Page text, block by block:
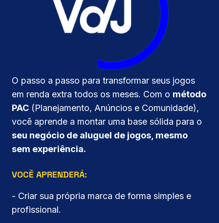
O passo a passo para transformar seus jogos
em renda extra todos os meses. Com o método
PAC (Planejamento, Anúncios e Comunidade),
você aprende a montar uma base sólida para o
seu negócio de aluguel de jogos, mesmo
sem experiência.
VOCÊ APRENDERÁ:
- Criar sua própria marca de forma simples e
profissional.